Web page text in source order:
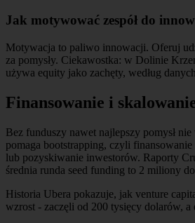
Jak motywować zespół do
Motywacja to paliwo innowacji. Oferuj
za pomysły. Ciekawostka: w Dolinie
używa equity jako zachęty, według
Finansowanie i
Bez funduszy nawet najlepszy pomysł
pomaga bootstrapping, czyli finansowanie
lub pozyskiwanie inwestorów. Raporty
średnia runda seed funding to 2 miliony
Historia Ubera pokazuje, jak venture
wzrost - zaczęli od 200 tysięcy dolarów, a